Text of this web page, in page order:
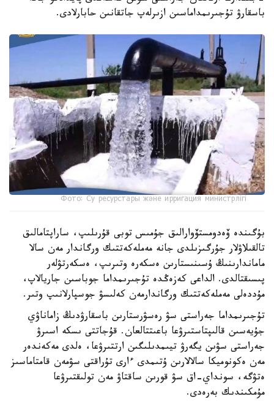
باسقارۋ تۇجىرىمداماسىن ازىرلەپ جاتقانىن حابارلادى.
Фото: Су ресурстары және ирригация министрлігі
بۇگىندە ۆەدومستۆوارالىق جۇمىس توبى قۇرىلىپ، ساراپتامالىق
تالقىلاۋلار جۇرگىزىلدى جانە مەملەكەتتىك ورگاندار مەن سالا
ماماندارىنىڭ ۇسىنىستارىن ەسكەرە وتىرىپ، ەسكەرتۋلەر
پىسىقتالدى. الداعى كەزەڭدە تۇجىرىمداما جوباسىن جاريالاپ،
مۇددەلى مەملەكەتتىك ورگاندارمەن كەلىسۋ جوسپارلانىپ وتىر.
تۇجىرىمداما جەراستى سۋ رەسۋرستارىن باسقارۋدىڭ زاماناۋي
جۇيەسىن قالىپتاستىرۋعا باعىتتالعان. قۇجاتتى ىسكە اسىرۋ
جەراستى سۋىن يگەرۋ تيىمدىلىگىن ارتتىرۋعا، ەلدى مەكەندەر
مەن ەكونوميكا سالالارىن ۇتىمدى ءارى تۇراقتى سۋمەن قامتاماسىز
ەتۋگە، سونداي-اق سۋ قورىن ساقتاۋ مەن تولىقتىرۋعا
مۇمكىندىك بەرەدى.